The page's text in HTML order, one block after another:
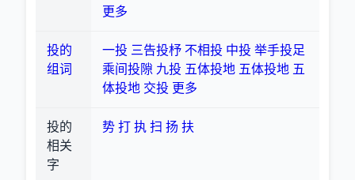
更多
投的
组词
一投 三告投杼 不相投 中投 举手投足
乘间投隙 九投 五体投地 五体投地 五
体投地 交投 更多
投的
相关
字
势 打 执 扫 扬 扶